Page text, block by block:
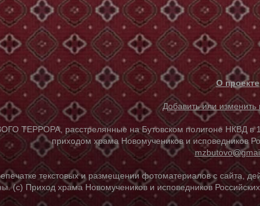
О проекте
Добавить или
ТЕРРОРА, расстрелянные на Бутовском полигоне НКВД в
приходом храма Новомучеников и исповедников
текстовых и размещении фотоматериалов с сайта,
(с) Приход храма Новомучеников и исповедников